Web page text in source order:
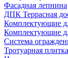
Фасадная лепнина
ДПК Террасная
Комплектующие
Комплектующие
Система
Тротуарная